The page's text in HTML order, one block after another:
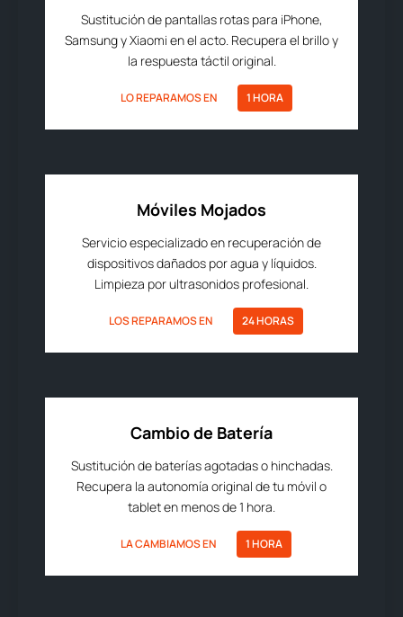
Sustitución de pantallas rotas para iPhone,
Samsung y Xiaomi en el acto. Recupera el brillo y
la respuesta táctil original.
LO REPARAMOS EN 1 HORA
Móviles Mojados
Servicio especializado en recuperación de
dispositivos dañados por agua y líquidos.
Limpieza por ultrasonidos profesional.
LOS REPARAMOS EN 24 HORAS
Cambio de Batería
Sustitución de baterías agotadas o hinchadas.
Recupera la autonomía original de tu móvil o
tablet en menos de 1 hora.
LA CAMBIAMOS EN 1 HORA